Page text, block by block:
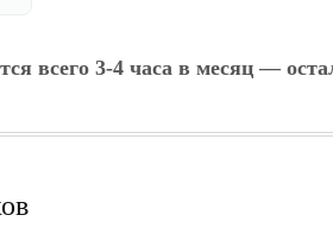
всего 3-4 часа в месяц —